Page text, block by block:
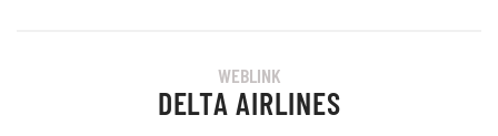
WEBLINK
DELTA AIRLINES